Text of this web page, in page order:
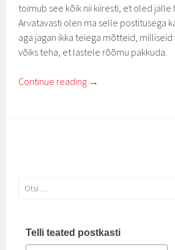
toimub see kõik nii kiiresti, et oled jälle
Arvatavasti olen ma selle postitusega
aga jagan ikka teiega mõtteid,
võiks teha, et lastele rõõmu pakkuda.
Continue reading →
Otsi:
Telli teated postkasti